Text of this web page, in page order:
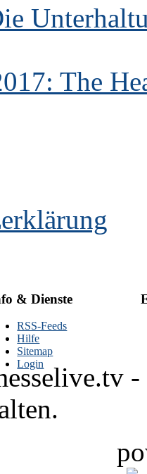
The
& Dienste
RSS-Feeds
Hilfe
Sitemap
Login
-